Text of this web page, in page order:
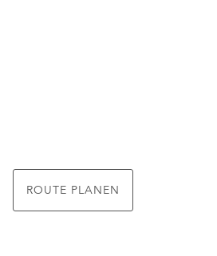
ROUTE PLANEN